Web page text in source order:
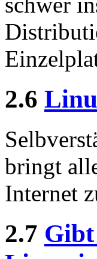
2.6
bringt
Internet
2.7